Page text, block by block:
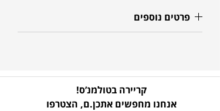
פרטים נוספים
קריירה בטולמנ’ס!
אנחנו מחפשים אתכן.ם, הצטרפו